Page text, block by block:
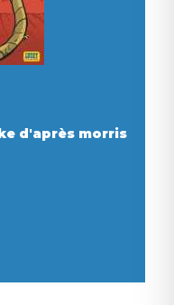
d'après morris